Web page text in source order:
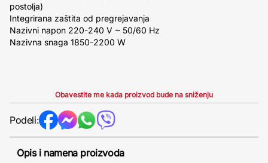
postolja)
Integrirana zaštita od pregrejavanja
Nazivni napon 220-240 V ~ 50/60 Hz
Nazivna snaga 1850-2200 W
Obavestite me kada proizvod bude na sniženju
Podeli:
Opis i namena proizvoda